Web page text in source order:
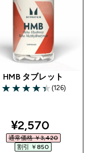
HMB タブレット
4.39 out of 5 stars
(126)
discounted
¥2,570‎
通常価格 ￥3,420‎
割引 ￥850‎